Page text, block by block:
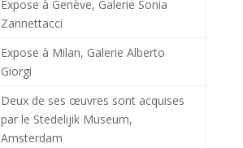
Expose à Genève, Galerie Sonia
Zannettacci
Expose à Milan, Galerie Alberto
Giorgi
Deux de ses œuvres sont acquises
par le Stedelijik Museum,
Amsterdam